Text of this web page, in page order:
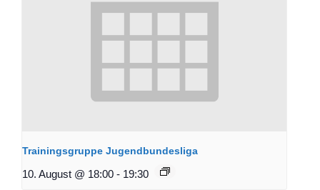
Trainingsgruppe Jugendbundesliga
10. August @ 18:00 - 19:30